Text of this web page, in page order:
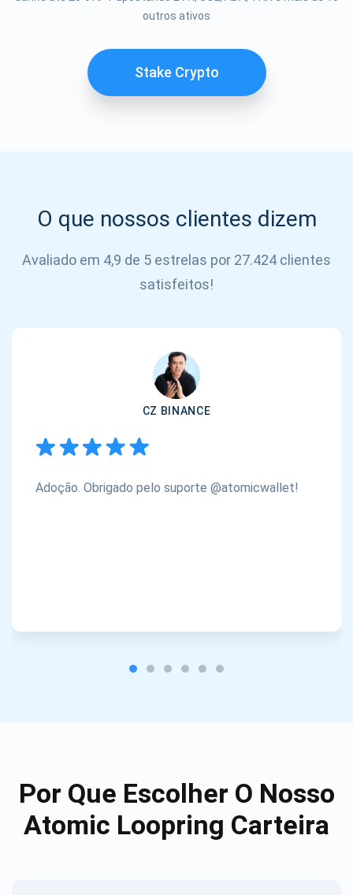
outros ativos
Stake Crypto
O que nossos clientes dizem
Avaliado em 4,9 de 5 estrelas por 27.424 clientes
satisfeitos!
CZ BINANCE
Adoção. Obrigado pelo suporte @atomicwallet!
Por Que Escolher O Nosso
Atomic Loopring Carteira
INSCREVER